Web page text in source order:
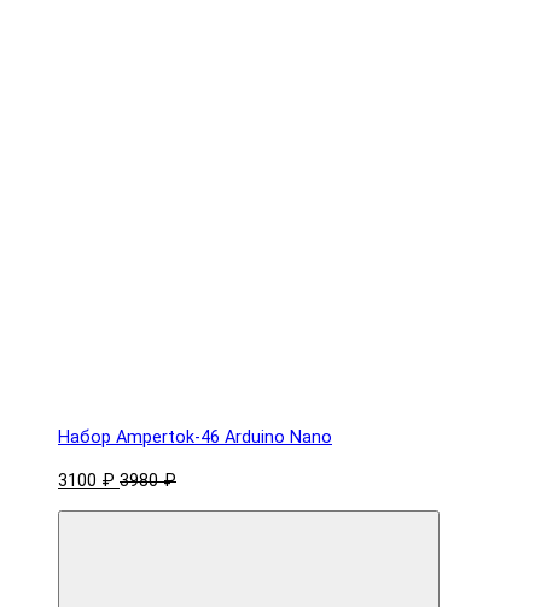
Набор Ampertok-46 Arduino Nano
3100 ₽ 3980 ₽